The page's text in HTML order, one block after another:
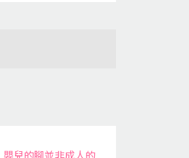
嬰兒的腳並非成人的